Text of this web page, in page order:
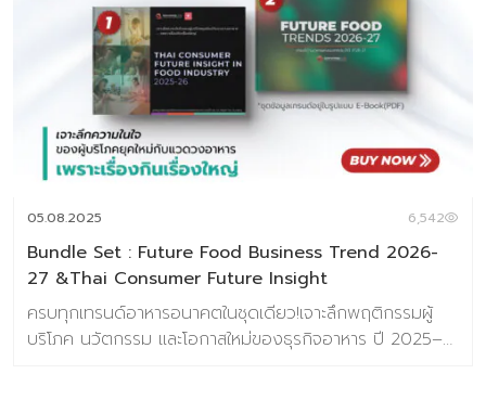
05.08.2025 6,542
Bundle Set : Future Food Business Trend 2026-
27 &Thai Consumer Future Insight
ครบทุกเทรนด์อาหารอนาคตในชุดเดียว!เจาะลึกพฤติกรรมผู้
บริโภค นวัตกรรม และโอกาสใหม่ของธุรกิจอาหาร ปี 2025–